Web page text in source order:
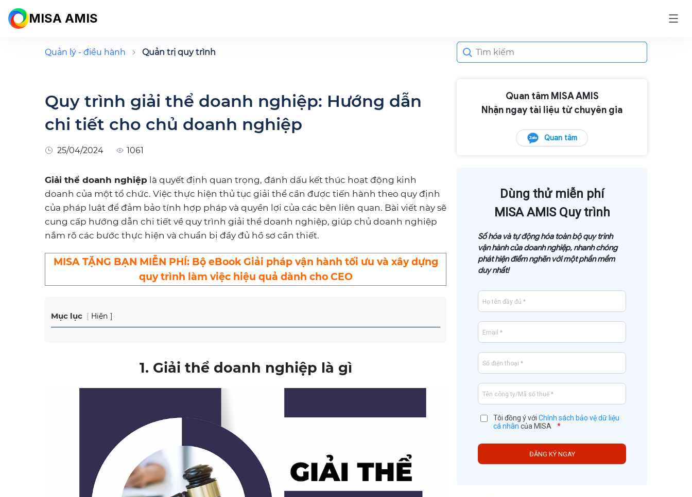
MISA AMIS
Quản lý - điều hành Quản trị quy trình
Search
for:
Quy trình giải thể doanh nghiệp: Hướng dẫn
chi tiết cho chủ doanh nghiệp
25/04/2024 1061
Giải thể doanh nghiệp là quyết định quan trọng, đánh dấu kết thúc hoạt động kinh
doanh của một tổ chức. Việc thực hiện thủ tục giải thể cần được tiến hành theo quy định
của pháp luật để đảm bảo tính hợp pháp và quyền lợi của các bên liên quan. Bài viết này sẽ
cung cấp hướng dẫn chi tiết về quy trình giải thể doanh nghiệp, giúp chủ doanh nghiệp
nắm rõ các bước thực hiện và chuẩn bị đầy đủ hồ sơ cần thiết.
MISA TẶNG BẠN MIỄN PHÍ: Bộ eBook Giải pháp vận hành tối ưu và xây dựng
quy trình làm việc hiệu quả dành cho CEO
Mục lục Hiện
1. Giải thể doanh nghiệp là gì
Quan tâm MISA AMIS
Nhận ngay tài liệu từ chuyên gia
Quan tâm
Dùng thử miễn phí
MISA AMIS Quy trình
Số hóa và tự động hóa toàn bộ quy trình
vận hành của doanh nghiệp, nhanh chóng
phát hiện điểm nghẽn với một phần mềm
duy nhất!
Tôi đồng ý với Chính sách bảo vệ dữ liệu
cá nhân của MISA *